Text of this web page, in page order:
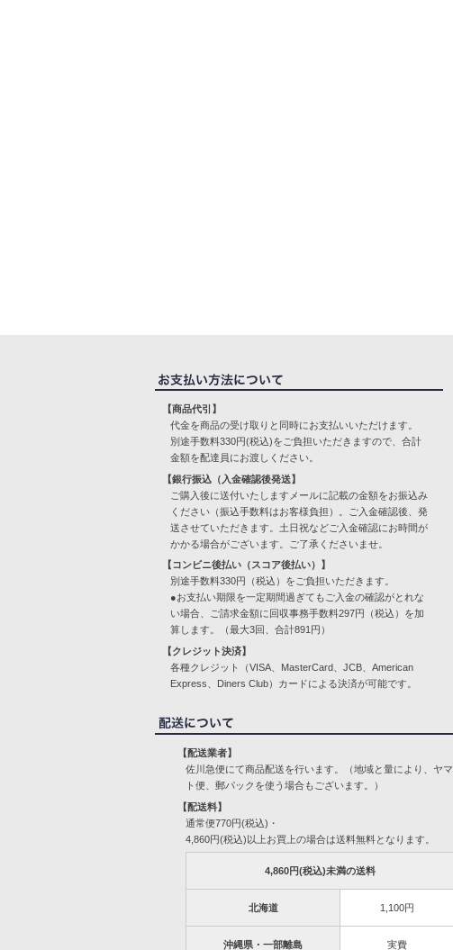
【商品代引】
代金を商品の受け取りと同時にお支払いいただけます。
別途手数料330円(税込)をご負担いただきますので、合計
金額を配達員にお渡しください。
【銀行振込（入金確認後発送】
ご購入後に送付いたしますメールに記載の金額をお振込み
ください（振込手数料はお客様負担）。ご入金確認後、発
送させていただきます。土日祝などご入金確認にお時間が
かかる場合がございます。ご了承くださいませ。
【コンビニ後払い（スコア後払い）】
別途手数料330円（税込）をご負担いただきます。
●お支払い期限を一定期間過ぎてもご入金の確認がとれな
い場合、ご請求金額に回収事務手数料297円（税込）を加
算します。（最大3回、合計891円）
【クレジット決済】
各種クレジット（VISA、MasterCard、JCB、American
Express、Diners Club）カードによる決済が可能です。
【配送業者】
佐川急便にて商品配送を行います。（地域と量により、ヤマ
ト便、郵パックを使う場合もございます。）
【配送料】
通常便770円(税込)・
4,860円(税込)以上お買上の場合は送料無料となります。
4,860円(税込)未満の送料
北海道 1,100円
沖縄県・一部離島 実費